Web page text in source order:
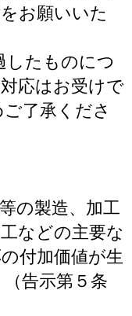
お願いいた
したものにつ
応はお受けで
了承くださ
の製造、加工
などの主要な
付加価値が生
告示第５条